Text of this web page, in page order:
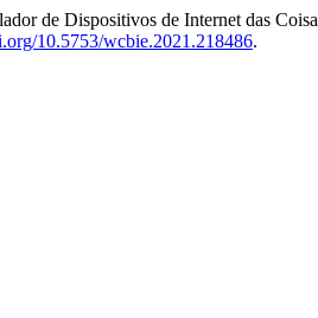
de Dispositivos de Internet das
10.5753/wcbie.2021.218486.